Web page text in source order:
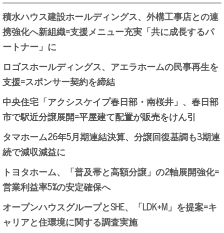
積水ハウス建設ホールディングス、外構工事店との連
携強化へ新組織=支援メニュー充実「共に成長するパ
ートナー」に
ロゴスホールディングス、アエラホームの民事再生を
支援=スポンサー契約を締結
中央住宅「アクシスケイプ春日部・南桜井」、春日部
市で駅近分譲展開=平屋建て配置が販売をけん引
タマホーム26年5月期連結決算、分譲回復基調も3期連
続で減収減益に
トヨタホーム、「普及帯と高額分譲」の2軸展開強化=
営業利益率5%の安定確保へ
オープンハウスグループとSHE、「LDK+M」を提案=キ
ャリアと住環境に関する調査実施